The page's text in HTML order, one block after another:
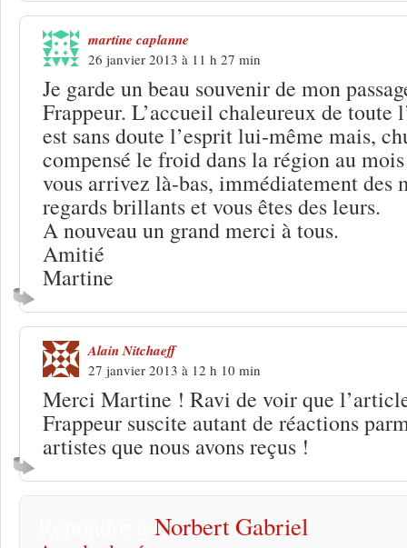
martine caplanne
26 janvier 2013 à 11 h 27 min
Je garde un beau souvenir de mon
Frappeur. L’accueil chaleureux de toute
est sans doute l’esprit lui-même mais,
compensé le froid dans la région au
vous arrivez là-bas, immédiatement des
regards brillants et vous êtes des leurs.
A nouveau un grand merci à tous.
Amitié
Martine
Alain Nitchaeff
27 janvier 2013 à 12 h 10 min
Merci Martine ! Ravi de voir que
Frappeur suscite autant de réactions
artistes que nous avons reçus !
Norbert Gabriel